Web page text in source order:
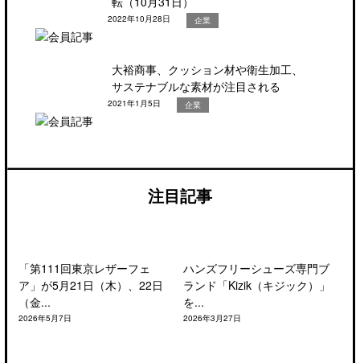
2022年10月28日 企業
大裕商事、クッション材や衛生加工、
サステナブルな素材が注目される
2021年1月5日 企業
注目記事
「第111回東京レザーフェ
ア」が5月21日（木）、22日
（金...
2026年5月7日
ハンズフリーシューズ専門ブ
ランド「Kizik（キジック）」
を...
2026年3月27日